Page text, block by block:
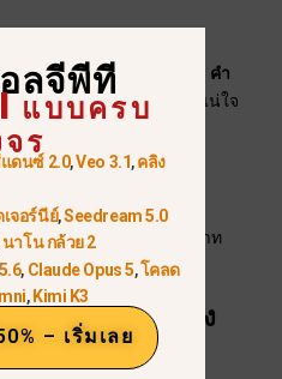
และขอให้เน้นและแทรก คำ
มัครอัตโนมัติ. ตรวจสอบให้แน่ใจ
ดาที่อ่านได้.
วย AI
การทำงานเก่า
—เพิ่มบทบาท
ยบัตรได้อย่างราบรื่น.
เหมาะกับตำแหน่ง
ลจีพีที
แบบครบ
ร
ดนซ์ 2.0,Veo 3.1,คลิง
เจอร์นีย์,Seedream 5.0
นาโน กล้วย 2
, Claude Opus 5,โคลด
, Kimi K3
– เริ่มเลย